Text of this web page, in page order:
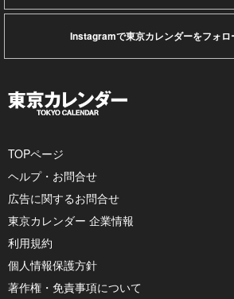
Instagramで東京カレンダーをフォロ
TOPページ
ヘルプ・お問合せ
広告に関するお問合せ
東京カレンダー 企業情報
利用規約
個人情報保護方針
著作権・免責事項について